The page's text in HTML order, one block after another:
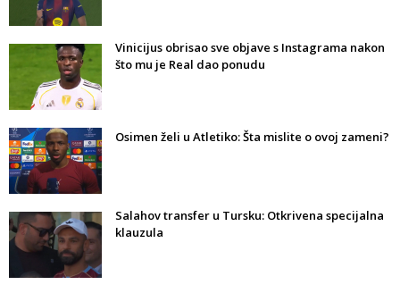
Vinicijus obrisao sve objave s Instagrama nakon
što mu je Real dao ponudu
Osimen želi u Atletiko: Šta mislite o ovoj zameni?
Salahov transfer u Tursku: Otkrivena specijalna
klauzula